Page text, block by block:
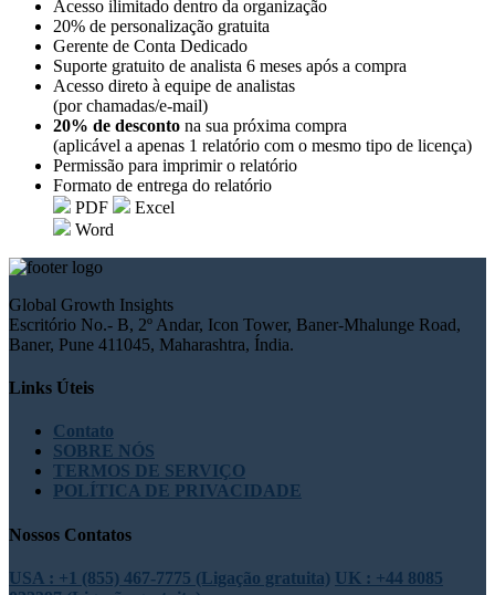
Acesso ilimitado dentro da organização
20% de personalização gratuita
Gerente de Conta Dedicado
Suporte gratuito de analista 6 meses após a compra
Acesso direto à equipe de analistas
(por chamadas/e-mail)
20% de desconto na sua próxima compra
(aplicável a apenas 1 relatório com o mesmo tipo de licença)
Permissão para imprimir o relatório
Formato de entrega do relatório
PDF
Excel
Word
Global Growth Insights
Escritório No.- B, 2º Andar, Icon Tower, Baner-Mhalunge Road,
Baner, Pune 411045, Maharashtra, Índia.
Links Úteis
Contato
SOBRE NÓS
TERMOS DE SERVIÇO
POLÍTICA DE PRIVACIDADE
Nossos Contatos
USA : +1 (855) 467-7775 (Ligação gratuita) UK : +44 8085